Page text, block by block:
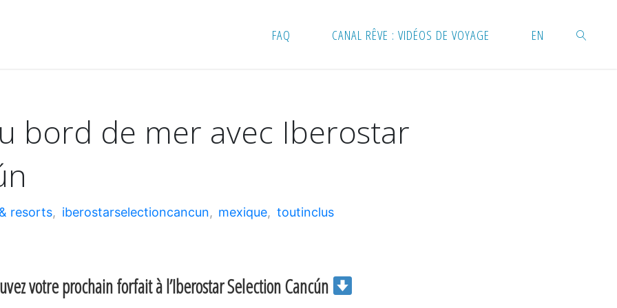
FAQ CANAL RÊVE : VIDÉOS DE VOYAGE EN
bord de mer avec Iberostar
resorts, iberostarselectioncancun, mexique, toutinclus
votre prochain forfait à l’Iberostar Selection Cancún